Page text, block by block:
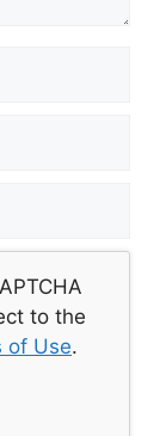
to the
of Use.